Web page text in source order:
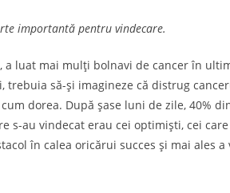
importantă pentru vindecare.
a luat mai mulţi bolnavi de cancer în
să-şi ima­gineze că distrug
dorea. După şase luni de zile, 40%
s-au vin­decat erau cei optimişti, cei
în calea oricărui succes şi mai ales a